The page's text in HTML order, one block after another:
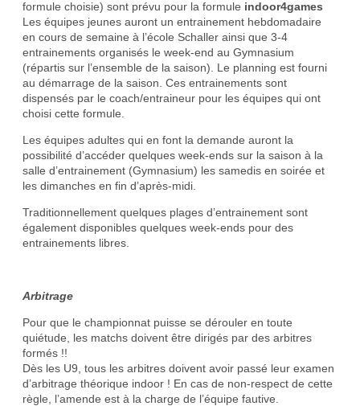
formule choisie) sont prévu pour la formule indoor4games
Les équipes jeunes auront un entrainement hebdomadaire
en cours de semaine à l’école Schaller ainsi que 3-4
entrainements organisés le week-end au Gymnasium
(répartis sur l’ensemble de la saison). Le planning est fourni
au démarrage de la saison. Ces entrainements sont
dispensés par le coach/entraineur pour les équipes qui ont
choisi cette formule.
Les équipes adultes qui en font la demande auront la
possibilité d’accéder quelques week-ends sur la saison à la
salle d’entrainement (Gymnasium) les samedis en soirée et
les dimanches en fin d’après-midi.
Traditionnellement quelques plages d’entrainement sont
également disponibles quelques week-ends pour des
entrainements libres.
Arbitrage
Pour que le championnat puisse se dérouler en toute
quiétude, les matchs doivent être dirigés par des arbitres
formés !!
Dès les U9, tous les arbitres doivent avoir passé leur examen
d’arbitrage théorique indoor ! En cas de non-respect de cette
règle, l’amende est à la charge de l’équipe fautive.